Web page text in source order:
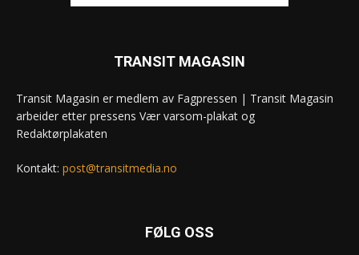
TRANSIT MAGASIN
Transit Magasin er medlem av Fagpressen | Transit Magasin
arbeider etter pressens Vær varsom-plakat og
Redaktørplakaten
Kontakt: post@transitmedia.no
FØLG OSS